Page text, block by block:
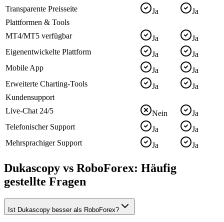
Transparente Preisseite
Ja
Ja
Plattformen & Tools
MT4/MT5 verfügbar
Ja
Ja
Eigenentwickelte Plattform
Ja
Ja
Mobile App
Ja
Ja
Erweiterte Charting-Tools
Ja
Ja
Kundensupport
Live-Chat 24/5
Nein
Ja
Telefonischer Support
Ja
Ja
Mehrsprachiger Support
Ja Ja
Dukascopy vs RoboForex: Häufig
gestellte Fragen
Ist Dukascopy besser als RoboForex?